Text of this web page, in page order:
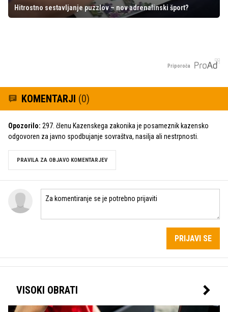
Hitrostno sestavljanje puzzlov – nov adrenalinski šport?
Priporoča
KOMENTARJI (0)
Opozorilo: 297. členu Kazenskega zakonika je posameznik kazensko
odgovoren za javno spodbujanje sovraštva, nasilja ali nestrpnosti.
PRAVILA ZA OBJAVO KOMENTARJEV
PRIJAVI SE
VISOKI OBRATI